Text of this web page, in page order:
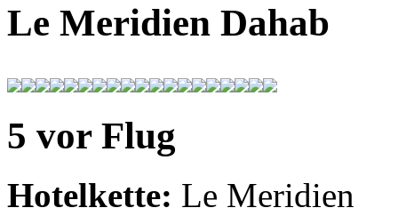
Le Meridien Dahab
5 vor Flug
Hotelkette: Le Meridien